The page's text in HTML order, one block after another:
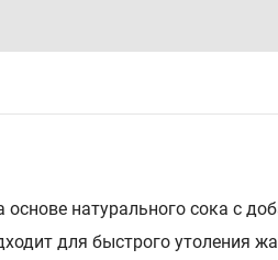
основе натурального сока с
для быстрого утоления